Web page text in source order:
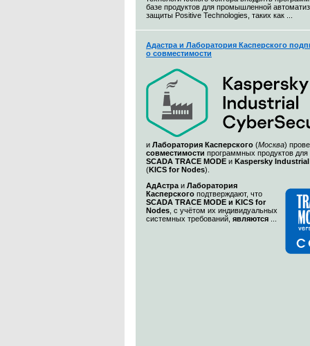
базе продуктов для промышленной
защиты Positive Technologies, таких как ...
Адастра и Лаборатория Касперского
о совместимости
и Лаборатория Касперского (Москва)
совместимости программных продуктов
SCADA TRACE MODE и Kaspersky
(KICS for Nodes).
АдАстра и Лаборатория
Касперского подтверждают, что
SCADA TRACE MODE и KICS for
Nodes , с учётом их индивидуальных
системных требований, являются